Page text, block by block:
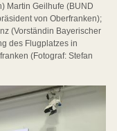
Martin Geilhufe (BUND
von Oberfranken);
(Vorständin Bayerischer
des Flugplatzes in
(Fotograf: Stefan